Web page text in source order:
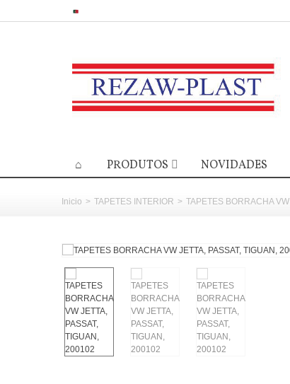
PRODUTOS NOVIDADES
Inicio > TAPETES INTERIOR > TAPETES BORRACHA